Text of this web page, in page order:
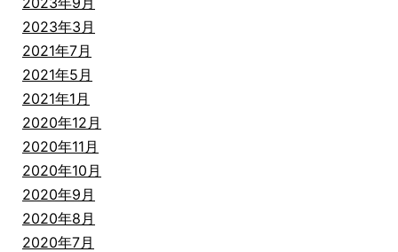
2023年3月
2021年7月
2021年5月
2021年1月
2020年12月
2020年11月
2020年10月
2020年9月
2020年8月
2020年7月